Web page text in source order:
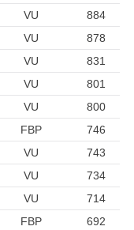
VU
884
VU
878
VU
831
VU
801
VU
800
FBP
746
VU
743
VU
734
VU
714
FBP
692